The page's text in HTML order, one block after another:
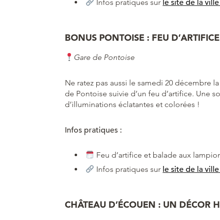
Infos pratiques sur le site de la
BONUS PONTOISE : FEU
Gare de Pontoise
Ne ratez pas aussi le samedi 20 décembre
de Pontoise suivie d’un feu d’artifice. Une
d’illuminations éclatantes et colorées !
Infos pratiques :
Feu d’artifice et balade aux
Infos pratiques sur le site de la
CHÂTEAU D’ÉCOUEN : UN DÉCOR